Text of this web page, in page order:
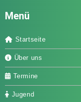
Menü
Startseite
Über uns
Termine
Jugend